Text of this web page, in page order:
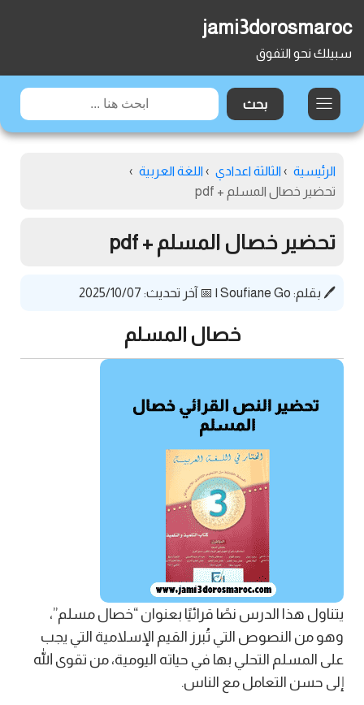
jami3dorosmaroc
سبيلك نحو التفوق
الرئيسية › الثالثة اعدادي › اللغة العربية ›
تحضير خصال المسلم + pdf
تحضير خصال المسلم + pdf
🖊️ بقلم: Soufiane Go
| 📅 آخر تحديث: 2025/10/07
خصال المسلم
يتناول هذا الدرس نصًا قرائيًا بعنوان “خصال مسلم”،
وهو من النصوص التي تُبرز القيم الإسلامية التي يجب
على المسلم التحلي بها في حياته اليومية، من تقوى الله
إلى حسن التعامل مع الناس.